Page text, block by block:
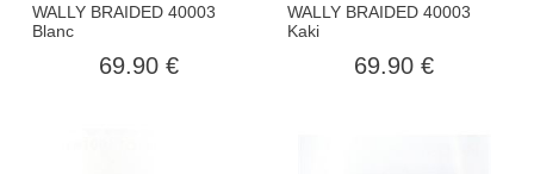
WALLY BRAIDED 40003
Blanc
69.90 €
WALLY BRAIDED 40003
Kaki
69.90 €